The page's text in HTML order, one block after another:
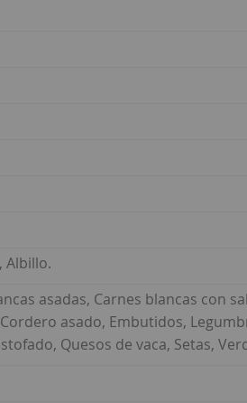
Albillo.
asadas, Carnes blancas con
asado, Embutidos,
Quesos de vaca, Setas,